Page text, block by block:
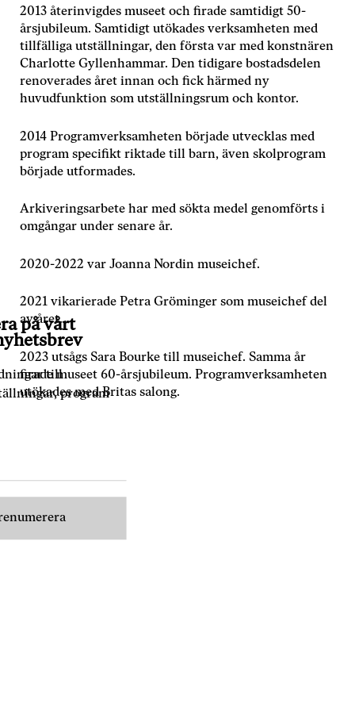
2013 återinvigdes museet och firade samtidigt 50-
årsjubileum. Samtidigt utökades verksamheten med
tillfälliga utställningar, den första var med konstnären
Charlotte Gyllenhammar. Den tidigare bostadsdelen
renoverades året innan och fick härmed ny
huvudfunktion som utställningsrum och kontor.
2014 Programverksamheten började utvecklas med
program specifikt riktade till barn, även skolprogram
började utformades.
Arkiveringsarbete har med sökta medel genomförts i
omgångar under senare år.
2020-2022 var Joanna Nordin museichef.
2021 vikarierade Petra Gröminger som museichef del
av året.
2023 utsågs Sara Bourke till museichef. Samma år
firade museet 60-årsjubileum. Programverksamheten
utökades med Britas salong.
på vårt
till
program
från
hemsidan.
Marknadsföring
Genom att dela
med dig av dina
beteende när du
surfar ökar du
chansen att få se
personligt
och erbjudanden.